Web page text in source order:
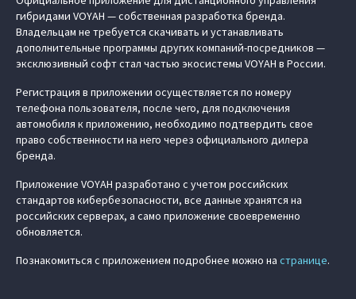
гибридами VOYAH — собственная разработка бренда.
Владельцам не требуется скачивать и устанавливать
дополнительные программы других компаний-посредников —
эксклюзивный софт стал частью экосистемы VOYAH в России.
Регистрация в приложении осуществляется по номеру
телефона пользователя, после чего, для подключения
автомобиля к приложению, необходимо подтвердить свое
право собственности на него через официального дилера
бренда.
Приложение VOYAH разработано с учетом российских
стандартов кибербезопасности, все данные хранятся на
российских серверах, а само приложение своевременно
обновляется.
Познакомиться с приложением подробнее можно на странице.